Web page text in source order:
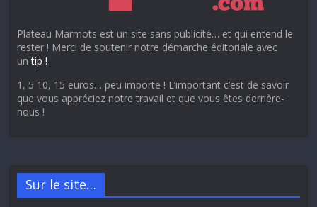
Plateau Marmots est un site sans publicité… et qui entend le
rester ! Merci de soutenir notre démarche éditoriale avec
untip !
1, 5 10, 15 euros… peu importe ! L’important c’est de savoir
que vous appréciez notre travail et que vous êtes derrière-
nous !
Sur le site…